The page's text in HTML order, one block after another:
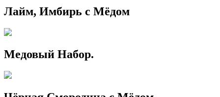
Лайм, Имбирь с Мёдом
Медовый Набор.